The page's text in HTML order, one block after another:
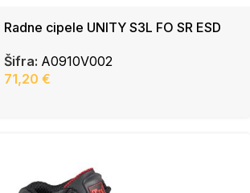
Radne cipele UNITY S3L FO SR ESD
Šifra: A0910V002
71,20 €